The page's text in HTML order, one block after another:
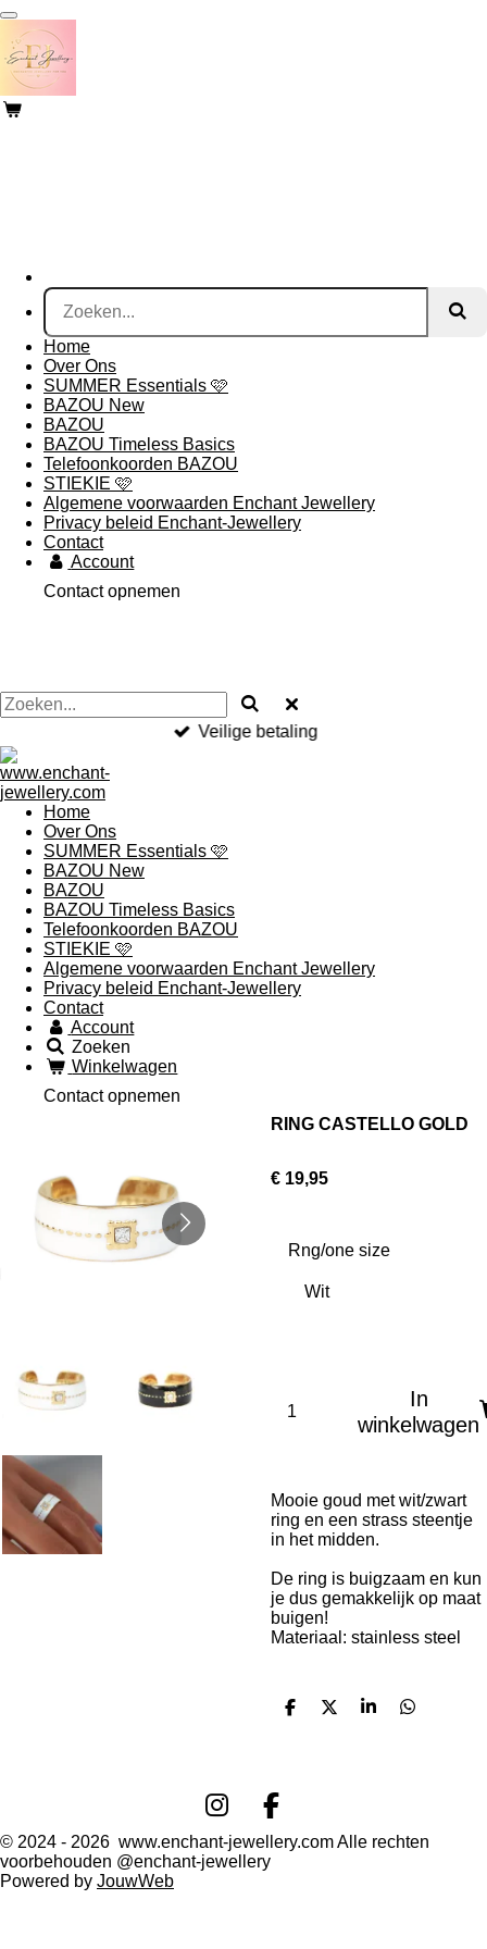
Ga
direct
naar
de
hoofdinhoud
Home
Over Ons
SUMMER Essentials 🩷
BAZOU New
BAZOU
BAZOU Timeless Basics
Telefoonkoorden BAZOU
STIEKIE 🩷
Algemene voorwaarden Enchant Jewellery
Privacy beleid Enchant-Jewellery
Contact
Account
Contact opnemen
Veilige betaling
Home
Over Ons
SUMMER Essentials 🩷
BAZOU New
BAZOU
BAZOU Timeless Basics
Telefoonkoorden BAZOU
STIEKIE 🩷
Algemene voorwaarden Enchant Jewellery
Privacy beleid Enchant-Jewellery
Contact
Account
Zoeken
Winkelwagen
Contact opnemen
RING CASTELLO GOLD
€ 19,95
Rng/one size
In
winkelwagen
Mooie goud met wit/zwart
ring en een strass steentje
in het midden.
De ring is buigzaam en kun
je dus gemakkelijk op maat
buigen!
Materiaal: stainless steel
D
D
S
D
I
n
s
F
a
c
© 2024 - 2026 www.enchant-jewellery.com Alle rechten
voorbehouden @enchant-jewellery
Powered by JouwWeb